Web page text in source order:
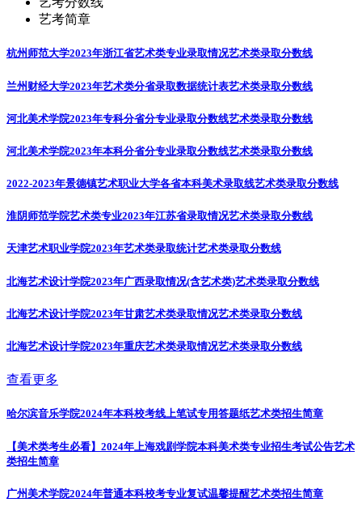
艺考简章
杭州师范大学2023年浙江省艺术类专业录取情况艺术类录取分数线
兰州财经大学2023年艺术类分省录取数据统计表艺术类录取分数线
河北美术学院2023年专科分省分专业录取分数线艺术类录取分数线
河北美术学院2023年本科分省分专业录取分数线艺术类录取分数线
2022-2023年景德镇艺术职业大学各省本科美术录取线艺术类录取分数线
淮阴师范学院艺术类专业2023年江苏省录取情况艺术类录取分数线
天津艺术职业学院2023年艺术类录取统计艺术类录取分数线
北海艺术设计学院2023年广西录取情况(含艺术类)艺术类录取分数线
北海艺术设计学院2023年甘肃艺术类录取情况艺术类录取分数线
北海艺术设计学院2023年重庆艺术类录取情况艺术类录取分数线
查看更多
哈尔滨音乐学院2024年本科校考线上笔试专用答题纸艺术类招生简章
【美术类考生必看】2024年上海戏剧学院本科美术类专业招生考试公告艺术
类招生简章
广州美术学院2024年普通本科校考专业复试温馨提醒艺术类招生简章